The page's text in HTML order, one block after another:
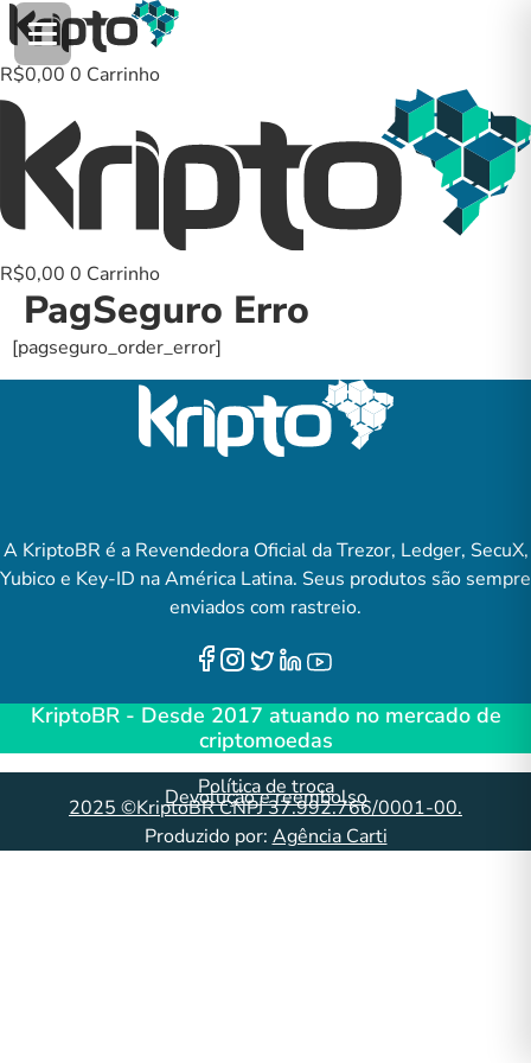
para
o
conteúdo
R$0,00 0 Carrinho
R$0,00 0 Carrinho
PagSeguro Erro
[pagseguro_order_error]
A KriptoBR é a Revendedora Oficial da Trezor, Ledger, SecuX,
Yubico e Key-ID na América Latina. Seus produtos são sempre
enviados com rastreio.
KriptoBR - Desde 2017 atuando no mercado de
criptomoedas
Política de troca
Devolução e reembolso
2025 ©KriptoBR CNPJ 37.992.766/0001-00.
Produzido por: Agência Carti